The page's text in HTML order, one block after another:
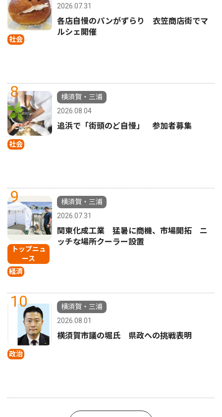
社会
2026.07.31
各店自慢のパンがずらり 衣笠商店街でマ
ルシェ開催
8
社会
横須賀・三浦
2026.08.04
追浜で「街頭のど自慢」 参加者募集
9
トップニュ
ース
経済
横須賀・三浦
2026.07.31
関東化成工業 猛暑に商機、市場開拓 ニ
ッチな場所クーラー設置
10
政治
横須賀・三浦
2026.08.01
横須賀市議の堀氏 県政への挑戦表明